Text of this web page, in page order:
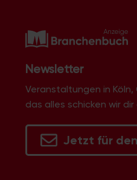
a
i
o
n
Newsletter
Veranstaltungen in
das alles schicken wir
Jetzt für